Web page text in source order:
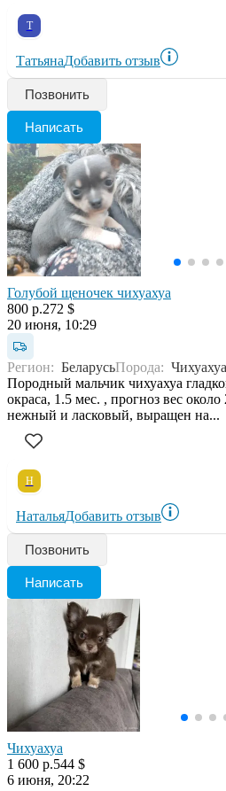
Т
ТатьянаДобавить отзыв
Позвонить
Написать
Голубой щеночек чихуахуа
800 р.272 $
20 июня, 10:29
Регион: БеларусьПорода: Чихуахуа
Породный мальчик чихуахуа
окраса, 1.5 мес. , прогноз вес
нежный и ласковый, выращен на...
Н
НатальяДобавить отзыв
Позвонить
Написать
Чихуахуа
1 600 р.544 $
6 июня, 20:22